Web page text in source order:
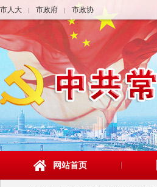
市人大 | 市政府 | 市政协
网站首页